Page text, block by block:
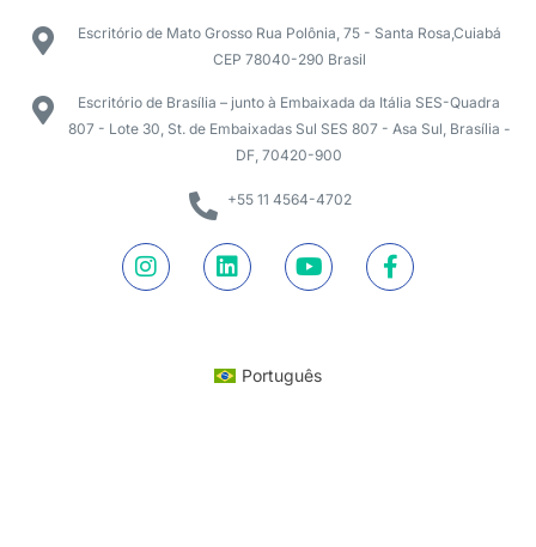
Escritório de Mato Grosso Rua Polônia, 75 - Santa Rosa,Cuiabá
CEP 78040-290 Brasil
Escritório de Brasília – junto à Embaixada da Itália SES-Quadra
807 - Lote 30, St. de Embaixadas Sul SES 807 - Asa Sul, Brasília -
DF, 70420-900
+55 11 4564-4702
Português